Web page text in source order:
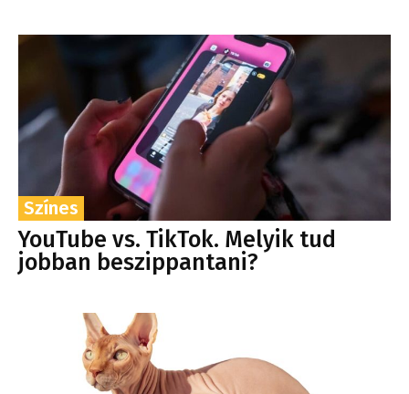
Színes
YouTube vs. TikTok. Melyik tud
jobban beszippantani?